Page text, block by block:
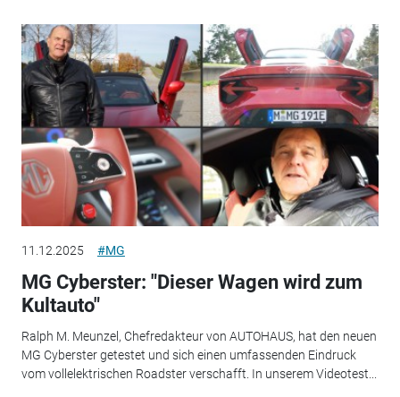
11.12.2025 #MG
MG Cyberster: "Dieser Wagen wird zum
Kultauto"
Ralph M. Meunzel, Chefredakteur von AUTOHAUS, hat den neuen
MG Cyberster getestet und sich einen umfassenden Eindruck
vom vollelektrischen Roadster verschafft. In unserem Videotest...